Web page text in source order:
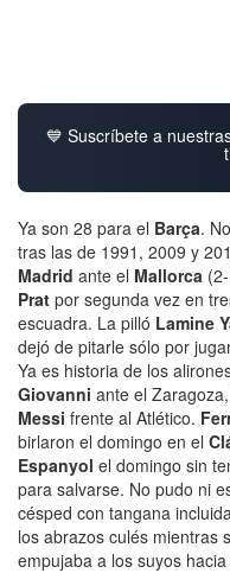
💙 Suscríbete a
Ya son 28 para el Barça.
tras las de 1991, 2009 y
Madrid ante el Mallorca
Prat por segunda vez en
escuadra. La pilló Lamine
dejó de pitarle sólo por
Ya es historia de los
Giovanni ante el Zaragoza,
Messi frente al Atlético.
birlaron el domingo en el
Espanyol el domingo sin
para salvarse. No pudo ni
césped con tangana
los abrazos culés mientras
empujaba a los suyos